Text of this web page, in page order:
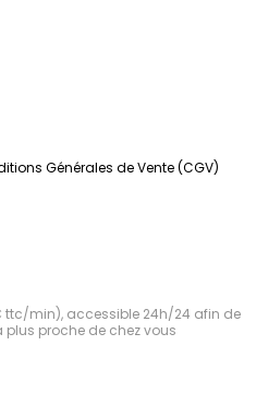
la rosacée, la gamme
dès maintenant en
Qualité et la Sécurité :
produits
sont soumis à des
qu'en conditions
garantir leur efficacité et
sans parabènes, sans
pour une expérience de
dès maintenant en
Générales de Vente (CGV)
ttc/min), accessible 24h/24 afin de
proche de chez vous